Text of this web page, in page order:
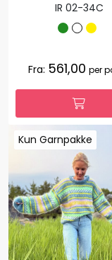
IR 02-34C
Fra: 561,00 per
Kun Garnpakke
Kun Garnpakke